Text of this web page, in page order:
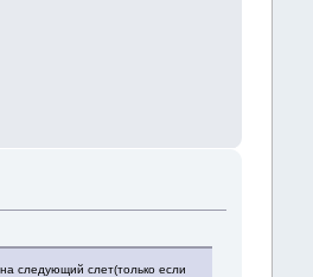
следующий слет(только если